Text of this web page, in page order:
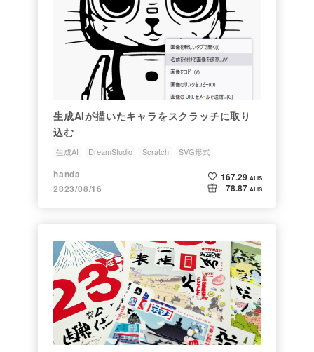
生成AIが描いたキャラをスクラッチに取り
込む
生成AI DreamStudio Scratch SVG形式
handa
2023/08/16
167.29 ALIS
78.87 ALIS